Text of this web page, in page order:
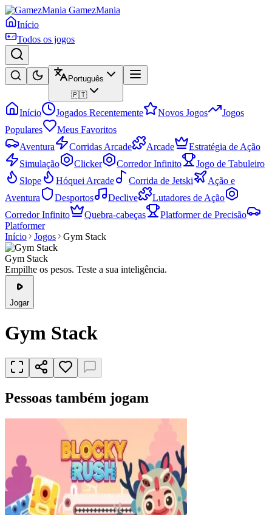
GamezMania
Início
Todos os jogos
Português
🇵🇹
Início Jogados Recentemente Novos Jogos
Jogos
Populares
Meus Favoritos
Aventura
Corridas Arcade Arcade
Estratégia de Ação
Simulação
Clicker Corredor Infinito
Jogo de Tabuleiro
Slope
Hóquei Arcade Corrida de Jetski
Ação e
Aventura
Desportos Declive
Lutadores de Ação
Corredor Infinito
Quebra-cabeças
Platformer de Precisão
Platformer
Início
Jogos Gym Stack
Gym Stack
Empilhe os pesos. Teste a sua inteligência.
Jogar
Gym Stack
Pessoas também jogam